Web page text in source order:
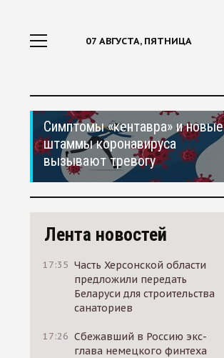
07 АВГУСТА, ПЯТНИЦА
Симптомы «кентавра» и новые
штаммы коронавируса
вызывают тревогу
Лента новостей
17:35 Часть Херсонской области
предложили передать
Беларуси для строительства
санаториев
17:26 Сбежавший в Россию экс-
глава немецкого финтеха